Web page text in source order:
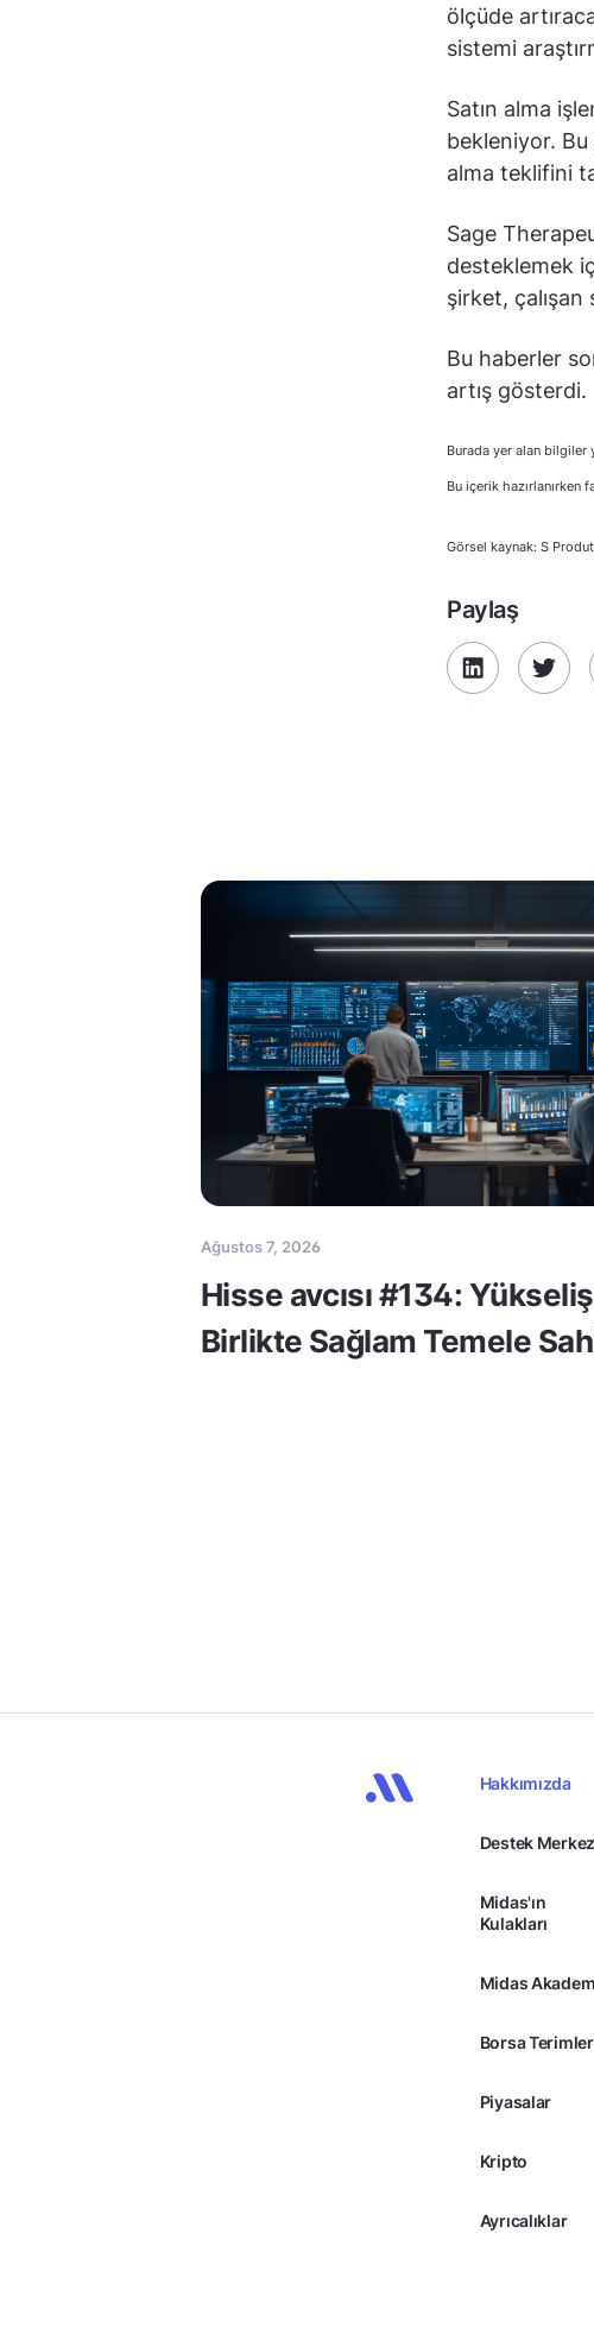
ölçüde
sistemi
Satın alma
bekleniyor. Bu
alma teklifini
Sage
desteklemek
şirket, çalışan
Bu haberler
artış gösterdi.
Burada yer alan bilgiler
Bu içerik hazırlanırken
Görsel kaynak: S
Paylaş
Ağustos 7, 2026
Hisse avcısı #134:
Birlikte Sağlam Temele
Hakkımızda
Destek
Midas'ın
Kulakları
Midas
Borsa
Piyasalar
Kripto
Ayrıcalıklar